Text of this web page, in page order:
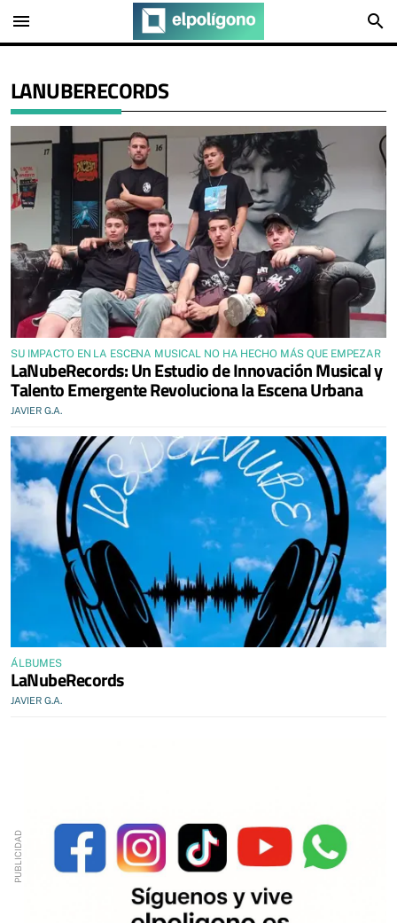
menu search
LANUBERECORDS
SU IMPACTO EN LA ESCENA MUSICAL NO HA HECHO MÁS QUE EMPEZAR
LaNubeRecords: Un Estudio de Innovación Musical y
Talento Emergente Revoluciona la Escena Urbana
JAVIER G.A.
ÁLBUMES
LaNubeRecords
JAVIER G.A.